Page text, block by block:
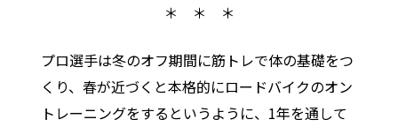
＊ ＊ ＊
プロ選手は冬のオフ期間に筋トレで体の基礎をつ
くり、春が近づくと本格的にロードバイクのオン
トレーニングをするというように、1年を通して